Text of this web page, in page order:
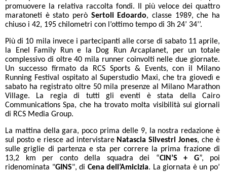
promuovere la relativa raccolta fondi. Il più veloce dei quattro
maratoneti è stato però Sertoli Edoardo, classe 1989, che ha
chiuso i 42, 195 chilometri con l’ottimo tempo di 3h 24’ 34’’.
Più di 10 mila invece i partecipanti alle corse di sabato 11 aprile,
la Enel Family Run e la Dog Run Arcaplanet, per un totale
complessivo di oltre 40 mila runner coinvolti nelle due giornate.
Un successo firmato da RCS Sports & Events, con il
Milano
Running Festival ospitato al Superstudio Maxi, che tra giovedì e
sabato ha registrato oltre 50 mila presenze al Milano Marathon
Village. La regia di tutti gli eventi è stata della Cairo
Communications Spa, che ha trovato molta visibilità sui giornali
di RCS Media Group.
La mattina della gara, poco prima delle 9, la nostra redazione è
sul posto e riesce ad intervistare Natascia Silvestri Jones, che è
sulle griglie di partenza e sta per correre la prima frazione di
13,2 km per conto della squadra dei “CIN’S + G”, poi
ridenominata "GINS", di Cena dell’Amicizia. La giornata è un po’